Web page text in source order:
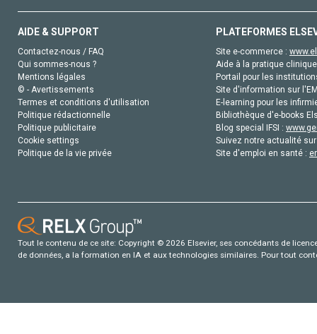
AIDE & SUPPORT
Contactez-nous / FAQ
Qui sommes-nous ?
Mentions légales
© - Avertissements
Termes et conditions d'utilisation
Politique rédactionnelle
Politique publicitaire
Cookie settings
Politique de la vie privée
PLATEFORMES
Site e-commerce :
Aide à la pratique
Portail pour les
Site d'information sur
E-learning pour les
Bibliothèque d'e-books
Blog special IFSI :
Suivez notre actualité
Site d'emploi en santé :
Tout le contenu de ce site: Copyright © 2026 Elsevier, ses concédants de
de données, a la formation en IA et aux technologies similaires. Pour tout